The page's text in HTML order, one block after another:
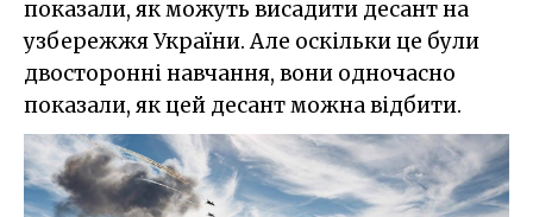
показали, як можуть висадити десант на
узбережжя України. Але оскільки це були
двосторонні навчання, вони одночасно
показали, як цей десант можна відбити.